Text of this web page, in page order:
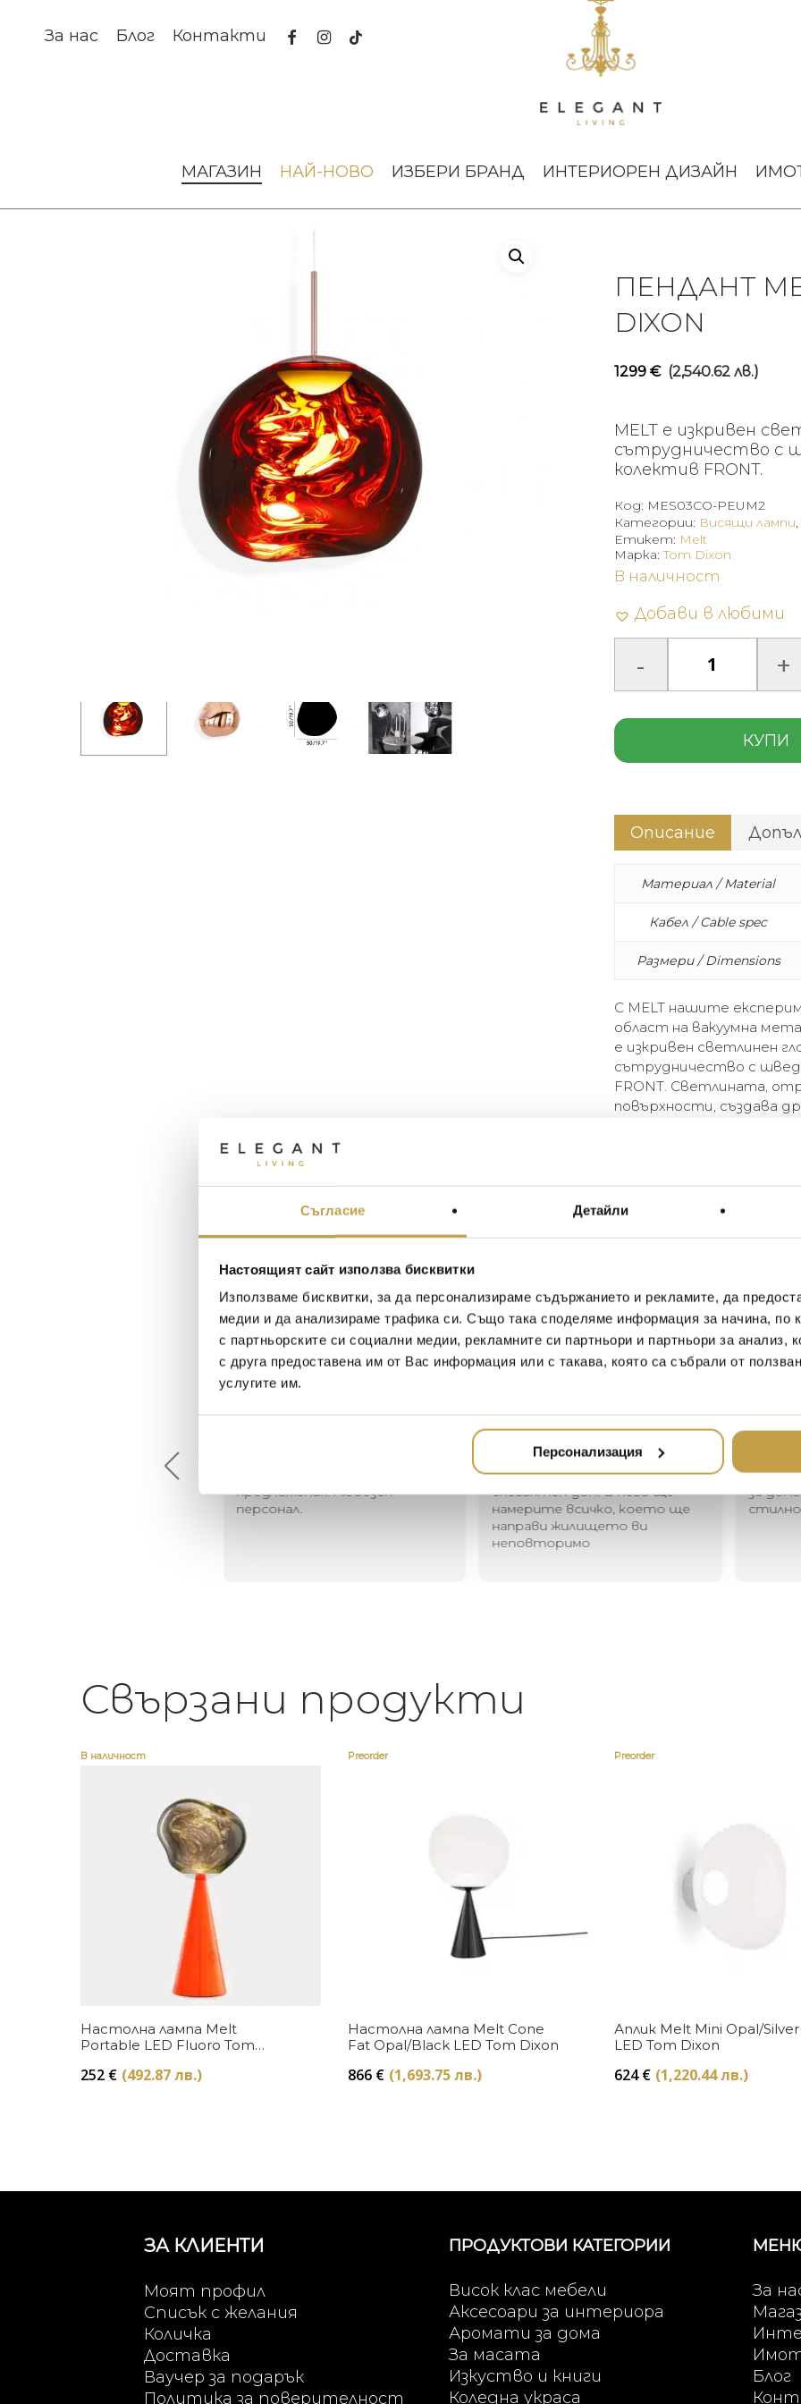
Съгласие Детайли
Настоящият сайт използва бисквитки
Използваме бисквитки, за да персонализираме съдържанието и рекламите, да
медии и да анализираме трафика си. Също така споделяме информация за начина, по
с партньорските си социални медии, рекламните си партньори и партньори за анализ,
с друга предоставена им от Вас информация или с такава, която са събрали от
услугите им.
Персонализация
За нас Блог Контакти facebookinstagram
tiktok
МАГАЗИН НАЙ-НОВО ИЗБЕРИ БРАНД ИНТЕРИОРЕН ДИЗАЙН
ПЕНДАНТ
DIXON
1299 € (2,540.62 лв.)
MELT е изкривен
сътрудничество с
колектив FRONT.
Код: MES03CO-PEUM2
Категории: Висящи лампи,
Етикет: Melt
В наличност
Добави в любими
КУПИ
Марка:Tom Dixon
Описание
Материал / Material
Кабел / Cable spec
Размери / Dimensions
С MELT нашите
област на вакуумна
е изкривен светлинен
сътрудничество с
FRONT. Светлината,
повърхности, създава
стъкло. MELT е
покритие, когато е
With MELT, our
vacuum metallisation take
globe born from our
FRONT. The light
creates a dramatic melting
when on and mirror finish
daylight.
предложения! Любезен
персонал.
2020-05-20
Един магазин за красив и
елегантен дом. В него ще
намерите всичко, което ще
направи жилището ви
неповторимо
Най-
за
стилно
Свързани продукти
В наличност
Купи
Настолна лампа Melt
Portable LED Fluoro Tom
252 € (492.87 лв.)
Preorder
Купи
Настолна лампа Melt Cone
Fat Opal/Black LED Tom Dixon
866 € (1,693.75 лв.)
Preorder
Купи
Аплик Melt Mini Opal/Silver
LED Tom Dixon
624€ (1,220.44 лв.)
ЗА КЛИЕНТИ
Моят профил
Списък с желания
Количка
Доставка
Ваучер за подарък
Политика за поверителност
ПРОДУКТОВИ КАТЕГОРИИ
Висок клас мебели
Аксесоари за интериора
Аромати за дома
За масата
Изкуство и книги
Коледна украса
За
Блог